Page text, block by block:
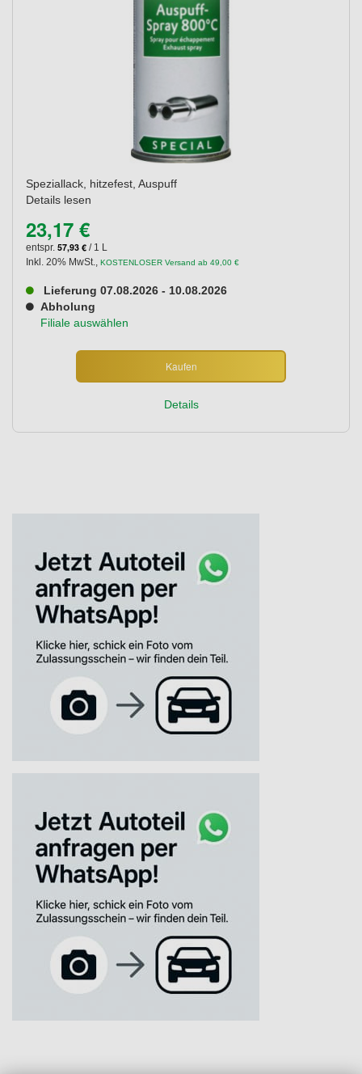
Speziallack, hitzefest, Auspuff
Details lesen
23,17 €
entspr. 57,93 € / 1 L
Inkl. 20% MwSt., KOSTENLOSER Versand ab 49,00 €
Lieferung 07.08.2026 - 10.08.2026
Abholung
Filiale auswählen
Kaufen
Details